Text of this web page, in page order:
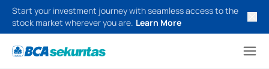
Start your investment journey with seamless access to the
stock market wherever you are. Learn More